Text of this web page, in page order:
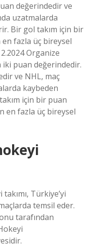
değerindedir ve
uzatmalarda
Bir gol takım için bir
en fazla üç bireysel
Organize
iki puan değerindedir.
ve NHL, maç
kaybeden
için bir puan
en fazla üç bireysel
Türkiye’yi
temsil eder.
tarafından